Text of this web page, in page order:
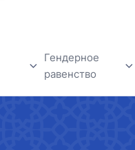
Гендерное
равенство